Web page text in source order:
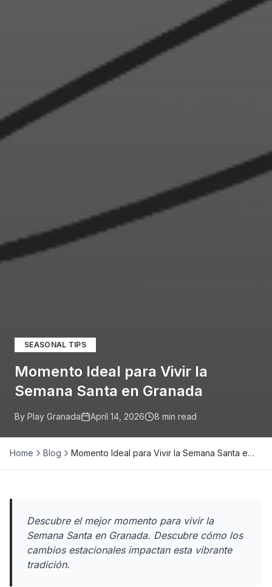
SEASONAL TIPS
Momento Ideal para Vivir la
Semana Santa en Granada
By Play Granada April 14, 2026 8 min read
Home Blog Momento Ideal para Vivir la Semana Santa e…
Descubre el mejor momento para vivir la
Semana Santa en Granada. Descubre cómo los
cambios estacionales impactan esta vibrante
tradición.